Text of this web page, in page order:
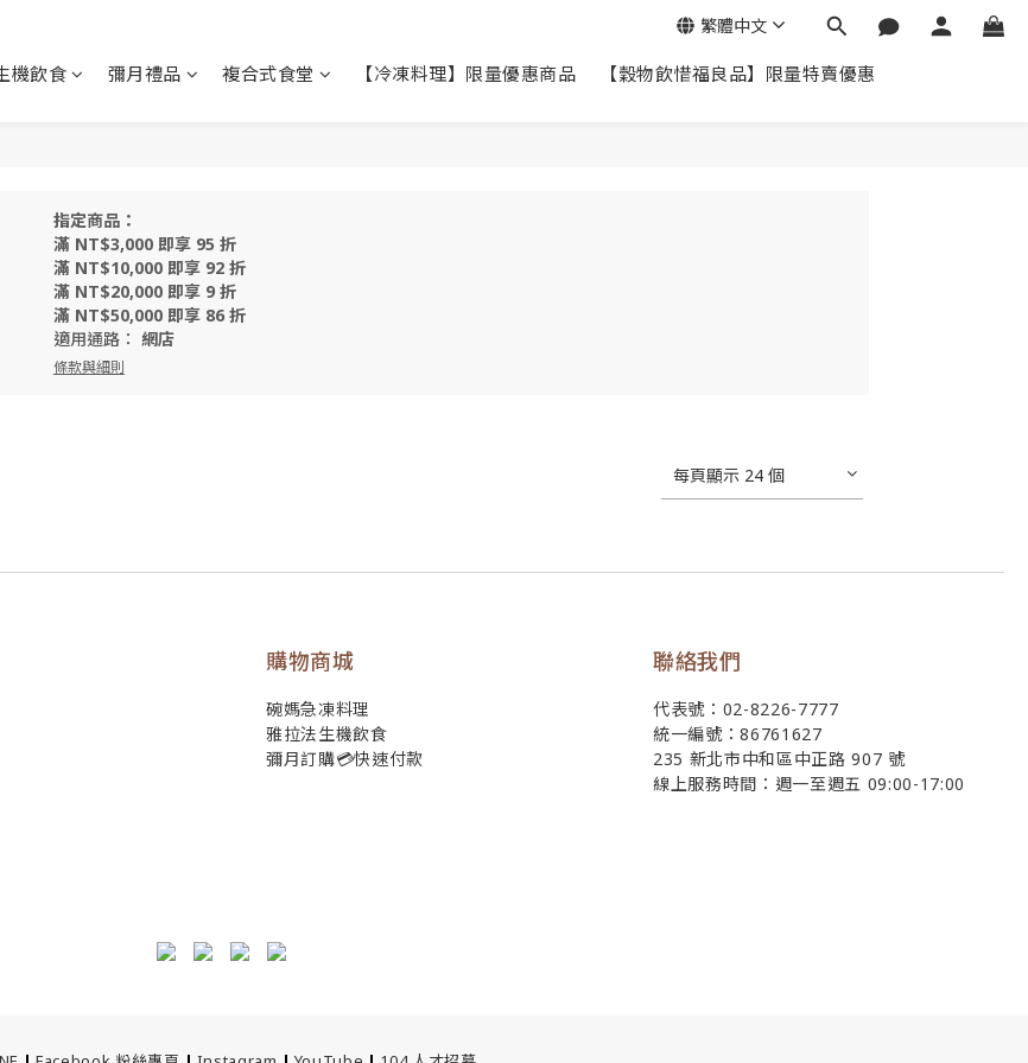
機飲食 彌月禮品 複合式食堂 【冷凍料理】限量優惠商品 【穀物飲惜福良品】限量特賣優惠
繁體中文
指定商品：
滿 NT$3,000 即享 95 折
滿 NT$10,000 即享 92 折
滿 NT$20,000 即享 9 折
滿 NT$50,000 即享 86 折
適用通路： 網店
條款與細則
每頁顯示 24 個
購物商城
碗媽急凍料理
雅拉法生機飲食
彌月訂購💳快速付款
聯絡我們
代表號：02-8226-7777
統一編號：86761627
235 新北市中和區中正路 907 號
線上服務時間：週一至週五 09:00-17:00